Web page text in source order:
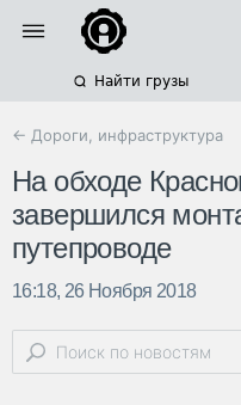
Найти грузы
← Дороги, инфраструктура
На обходе
завершился
путепроводе
16:18, 26 Ноября 2018